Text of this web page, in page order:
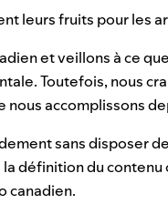
leurs fruits pour les
et veillons à ce
Toutefois, nous
accomplissons
sans disposer
définition du
canadien.